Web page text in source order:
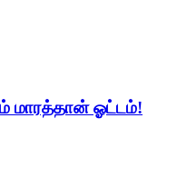
மாரத்தான் ஓட்டம்!